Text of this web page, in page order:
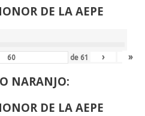
DE LA AEPE
de 61 › »
NARANJO:
DE LA AEPE